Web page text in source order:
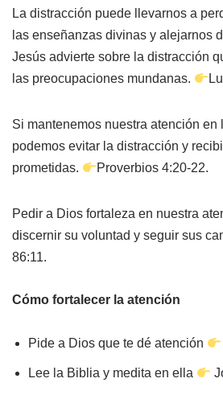
La distracción puede llevarnos a
las enseñanzas divinas y alejarnos
Jesús advierte sobre la distracción
las preocupaciones mundanas.
Si mantenemos nuestra atención en
podemos evitar la distracción y
prometidas.
Proverbios 4:20-22.
Pedir a Dios fortaleza en nuestra
discernir su voluntad y seguir sus
86:11.
Cómo fortalecer la atención
Pide a Dios que te dé atención
Lee la Biblia y medita en ella